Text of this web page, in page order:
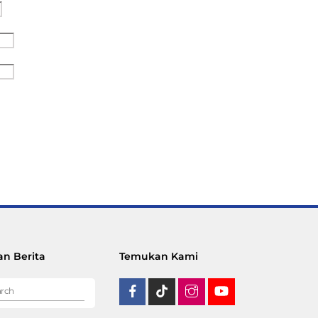
Berita Temukan Kami